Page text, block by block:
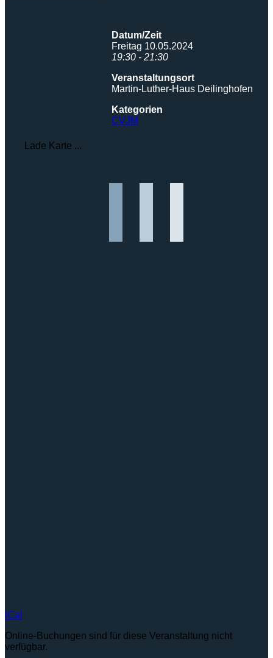
Lade Karte ...
Datum/Zeit
Freitag 10.05.2024
19:30 - 21:30
Veranstaltungsort
Martin-Luther-Haus Deilinghofen
Kategorien
CVJM
iCal
Online-Buchungen sind für diese Veranstaltung nicht
verfügbar.